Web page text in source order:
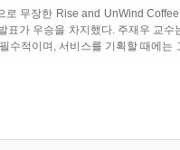
로 무장한 Rise and UnWind
가 우승을 차지했다. 주재우 교수
수적이며, 서비스를 기획할 때에